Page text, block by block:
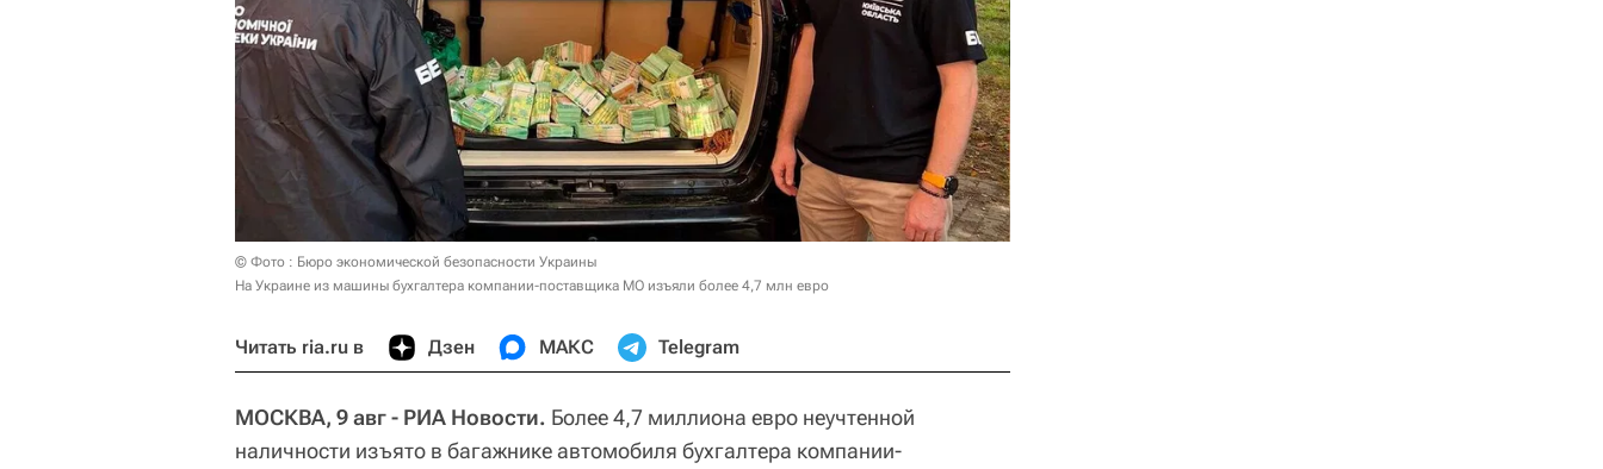
© Фото : Бюро экономической безопасности Украины
На Украине из машины бухгалтера компании-поставщика МО изъяли более 4,7 млн евро
Читать ria.ru в Дзен МАКС Telegram
МОСКВА, 9 авг - РИА Новости. Более 4,7 миллиона евро неучтенной
наличности изъято в багажнике автомобиля бухгалтера компании-